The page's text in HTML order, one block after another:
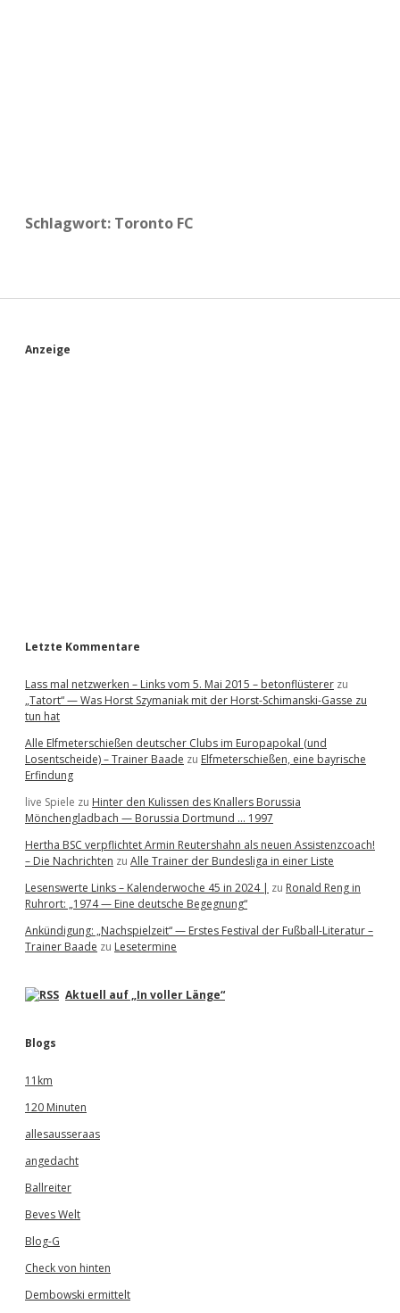
Schlagwort: Toronto FC
S
Anzeige
Letzte Kommentare
Lass mal netzwerken – Links vom 5. Mai 2015 – betonflüsterer zu
„Tatort“ — Was Horst Szymaniak mit der Horst-Schimanski-Gasse zu
tun hat
Alle Elfmeterschießen deutscher Clubs im Europapokal (und
Losentscheide) – Trainer Baade zu Elfmeterschießen, eine bayrische
Erfindung
live Spiele zu Hinter den Kulissen des Knallers Borussia
Mönchengladbach — Borussia Dortmund … 1997
Hertha BSC verpflichtet Armin Reutershahn als neuen Assistenzcoach!
– Die Nachrichten zu Alle Trainer der Bundesliga in einer Liste
Lesenswerte Links – Kalenderwoche 45 in 2024 | zu Ronald Reng in
Ruhrort: „1974 — Eine deutsche Begegnung“
Ankündigung: „Nachspielzeit“ — Erstes Festival der Fußball-Literatur –
Trainer Baade zu Lesetermine
Aktuell auf „In voller Länge“
Blogs
11km
120 Minuten
allesausseraas
angedacht
Ballreiter
Beves Welt
Blog-G
Check von hinten
Dembowski ermittelt